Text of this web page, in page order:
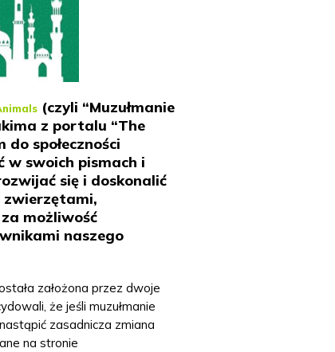
(czyli “Muzułmanie
z portalu “The
społeczności
w swoich pismach i
się i doskonalić
zwierzętami,
możliwość
naszego
założona przez dwoje
że jeśli muzułmanie
zasadnicza zmiana
na stronie